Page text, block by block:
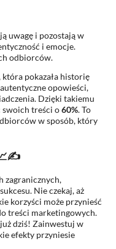
uwagę i pozostają w
i emocje.
odbiorców.
która pokazała historię
opowieści,
Dzięki takiemu
swoich treści o60%. To
w sposób, który
📈✍️
zagranicznych,
Nie czekaj, aż
korzyści może przynieść
treści marketingowych.
dziś! Zainwestuj w
efekty przyniesie